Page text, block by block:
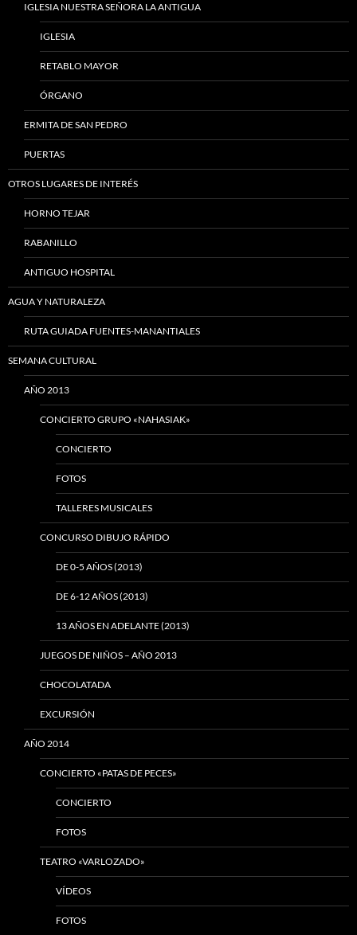
IGLESIA NUESTRA SEÑORA LA ANTIGUA
IGLESIA
RETABLO MAYOR
ÓRGANO
ERMITA DE SAN PEDRO
PUERTAS
OTROS LUGARES DE INTERÉS
HORNO TEJAR
RABANILLO
ANTIGUO HOSPITAL
AGUA Y NATURALEZA
RUTA GUIADA FUENTES-MANANTIALES
SEMANA CULTURAL
AÑO 2013
CONCIERTO GRUPO «NAHASIAK»
CONCIERTO
FOTOS
TALLERES MUSICALES
CONCURSO DIBUJO RÁPIDO
DE 0-5 AÑOS (2013)
DE 6-12 AÑOS (2013)
13 AÑOS EN ADELANTE (2013)
JUEGOS DE NIÑOS – AÑO 2013
CHOCOLATADA
EXCURSIÓN
AÑO 2014
CONCIERTO «PATAS DE PECES»
CONCIERTO
FOTOS
TEATRO «VARLOZADO»
VÍDEOS
FOTOS